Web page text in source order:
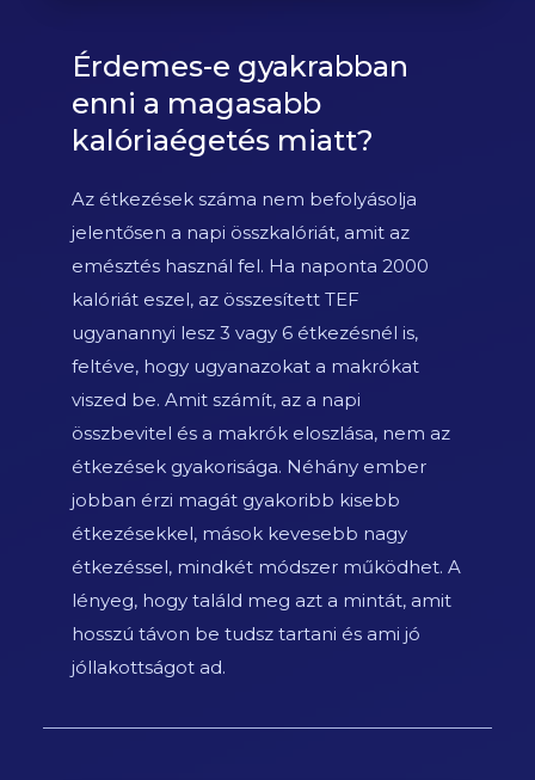
Érdemes-e gyakrabban
enni a magasabb
kalóriaégetés miatt?
Az étkezések száma nem befolyásolja
jelentősen a napi összkalóriát, amit az
emésztés használ fel. Ha naponta 2000
kalóriát eszel, az összesített TEF
ugyanannyi lesz 3 vagy 6 étkezésnél is,
feltéve, hogy ugyanazokat a makrókat
viszed be. Amit számít, az a napi
összbevitel és a makrók eloszlása, nem az
étkezések gyakorisága. Néhány ember
jobban érzi magát gyakoribb kisebb
étkezésekkel, mások kevesebb nagy
étkezéssel, mindkét módszer működhet. A
lényeg, hogy találd meg azt a mintát, amit
hosszú távon be tudsz tartani és ami jó
jóllakottságot ad.